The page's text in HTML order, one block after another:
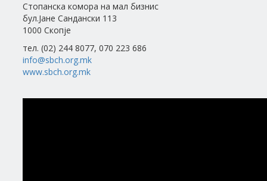
Стопанска комора на мал бизнис
бул.Јане Сандански 113
1000 Скопје
тел. (02) 244 8077, 070 223 686
info@sbch.org.mk
www.sbch.org.mk